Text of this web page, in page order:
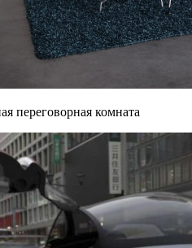
переговорная комната